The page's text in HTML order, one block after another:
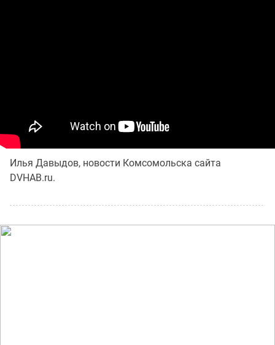
Илья Давыдов, новости Комсомольска сайта
DVHAB.ru.